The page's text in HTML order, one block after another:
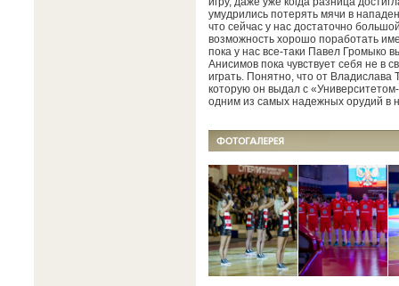
умудрились потерять мячи в
что сейчас у нас достаточно
возможность хорошо поработать
пока у нас все-таки Павел Громыко
Анисимов пока чувствует себя не в
играть. Понятно, что от
которую он выдал с
одним из самых надежных орудий в